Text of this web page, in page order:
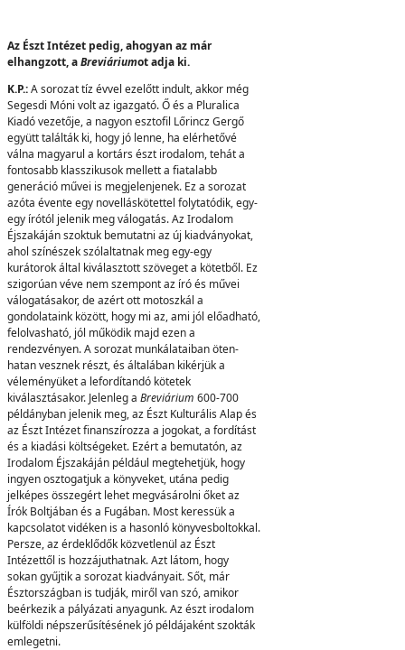
Az Észt Intézet pedig, ahogyan az már
elhangzott, aBreviáriumot adja ki.
K.P.:A sorozat tíz évvel ezelőtt indult, akkor még
Segesdi Móni volt az igazgató. Ő és a Pluralica
Kiadó vezetője, a nagyon esztofil Lőrincz Gergő
együtt találták ki, hogy jó lenne, ha elérhetővé
válna magyarul a kortárs észt irodalom, tehát a
fontosabb klasszikusok mellett a fiatalabb
generáció művei is megjelenjenek. Ez a sorozat
azóta évente egy novelláskötettel folytatódik, egy-
egy írótól jelenik meg válogatás. Az Irodalom
Éjszakáján szoktuk bemutatni az új kiadványokat,
ahol színészek szólaltatnak meg egy-egy
kurátorok által kiválasztott szöveget a kötetből. Ez
szigorúan véve nem szempont az író és művei
válogatásakor, de azért ott motoszkál a
gondolataink között, hogy mi az, ami jól előadható,
felolvasható, jól működik majd ezen a
rendezvényen. A sorozat munkálataiban öten-
hatan vesznek részt, és általában kikérjük a
véleményüket a lefordítandó kötetek
kiválasztásakor. Jelenleg a Breviárium 600-700
példányban jelenik meg, az Észt Kulturális Alap és
az Észt Intézet finanszírozza a jogokat, a fordítást
és a kiadási költségeket. Ezért a bemutatón, az
Irodalom Éjszakáján például megtehetjük, hogy
ingyen osztogatjuk a könyveket, utána pedig
jelképes összegért lehet megvásárolni őket az
Írók Boltjában és a Fugában. Most keressük a
kapcsolatot vidéken is a hasonló könyvesboltokkal.
Persze, az érdeklődők közvetlenül az Észt
Intézettől is hozzájuthatnak. Azt látom, hogy
sokan gyűjtik a sorozat kiadványait. Sőt, már
Észtországban is tudják, miről van szó, amikor
beérkezik a pályázati anyagunk. Az észt irodalom
külföldi népszerűsítésének jó példájaként szokták
emlegetni.